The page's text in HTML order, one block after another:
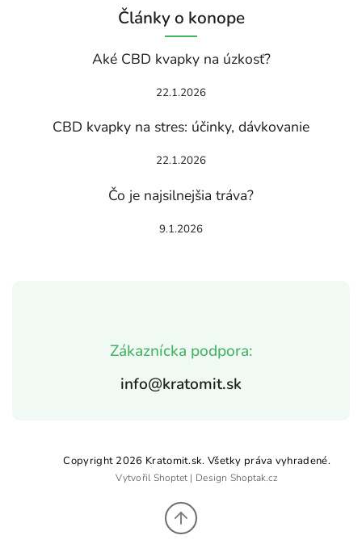
Zákaznícka podpora:
info@kratomit.sk
Články o konope
Aké CBD kvapky na úzkosť?
22.1.2026
CBD kvapky na stres: účinky, dávkovanie
22.1.2026
Čo je najsilnejšia tráva?
9.1.2026
Copyright 2026 Kratomit.sk. Všetky práva vyhradené.
VytvořilShoptet | Design Shoptak.cz